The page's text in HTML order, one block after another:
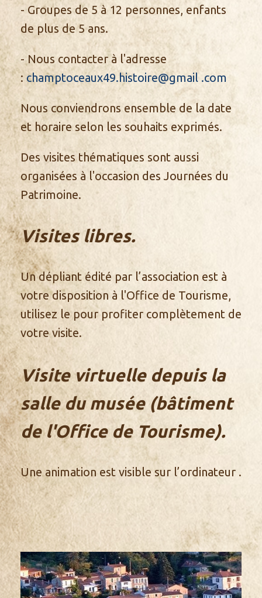
- Groupes de 5 à 12 personnes, enfants
de plus de 5 ans.
- Nous contacter à l'adresse
:champtoceaux49.histoire@gmail .com
Nous conviendrons ensemble de la date
et horaire selon les souhaits exprimés.
Des visites thématiques sont aussi
organisées à l'occasion des Journées du
Patrimoine.
Visites libres.
Un dépliant édité par l’association est à
votre disposition à l'Office de Tourisme,
utilisez le pour profiter complètement de
votre visite.
Visite virtuelle depuis la
salle du musée (bâtiment
de l'Office de Tourisme).
Une animation est visible sur l’ordinateur .